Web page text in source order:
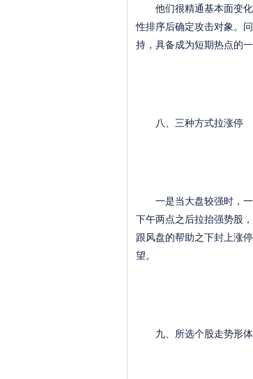
他们很精通基本面变化
性排序后确定攻击对象。
持，具备成为短期热点的一
八、三种方式拉涨停
一是当大盘较强时，一
下午两点之后拉抬强势股
跟风盘的帮助之下封上涨
望。
九、所选个股走势形